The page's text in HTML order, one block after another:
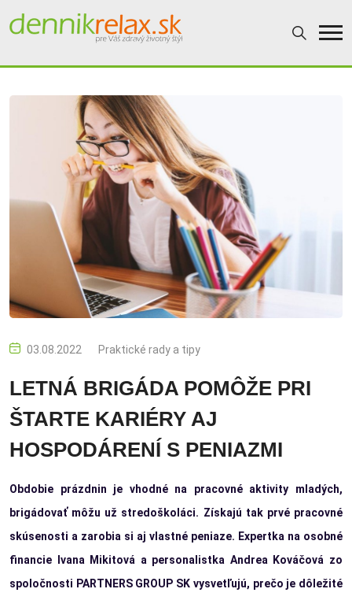
03.08.2022 Praktické rady a tipy
LETNÁ BRIGÁDA POMÔŽE PRI
ŠTARTE KARIÉRY AJ
HOSPODÁRENÍ S PENIAZMI
Obdobie prázdnin je vhodné na pracovné aktivity mladých,
brigádovať môžu už stredoškoláci. Získajú tak prvé pracovné
skúsenosti a zarobia si aj vlastné peniaze. Expertka na osobné
financie Ivana Mikitová a personalistka Andrea Kováčová zo
spoločnosti PARTNERS GROUP SK vysvetľujú, prečo je dôležité